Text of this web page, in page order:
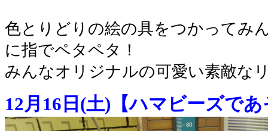
色とりどりの絵の具をつかってみ
に指でペタペタ！
みんなオリジナルの可愛い素敵な
12月16日(土) 【ハマビーズで